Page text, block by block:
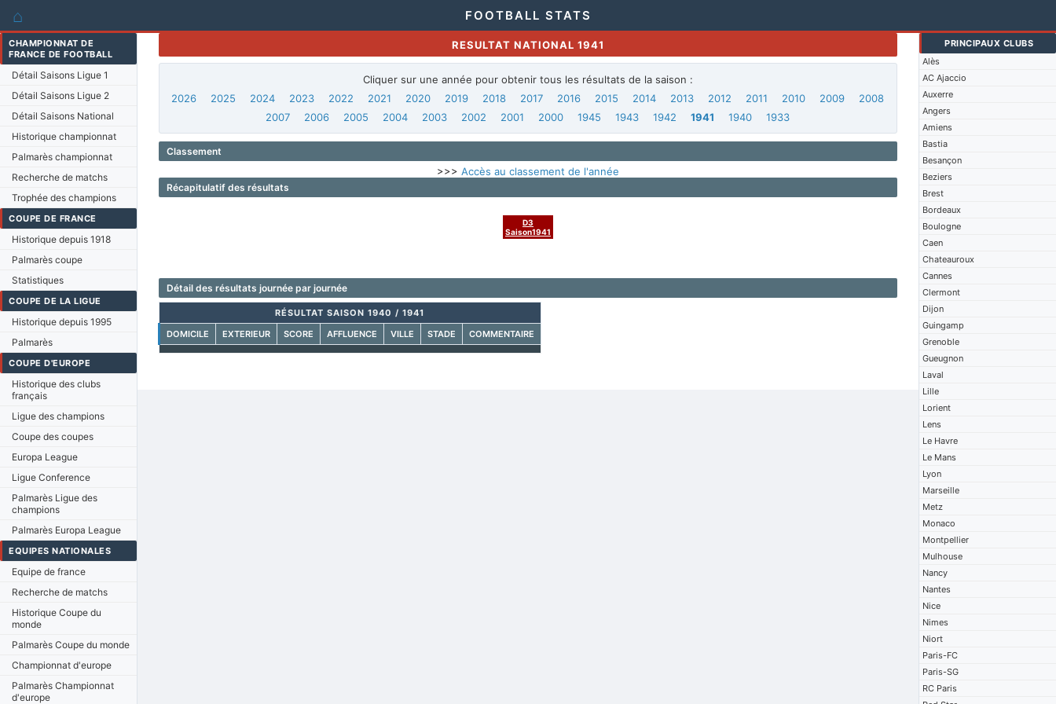
⌂ FOOTBALL STATS
CHAMPIONNAT DE
FRANCE DE FOOTBALL
Détail Saisons Ligue 1
Détail Saisons Ligue 2
Détail Saisons National
Historique championnat
Palmarès championnat
Recherche de matchs
Trophée des champions
COUPE DE FRANCE
Historique depuis 1918
Palmarès coupe
Statistiques
COUPE DE LA LIGUE
Historique depuis 1995
Palmarès
COUPE D'EUROPE
Historique des clubs
français
Ligue des champions
Coupe des coupes
Europa League
Ligue Conference
Palmarès Ligue des
champions
Palmarès Europa League
EQUIPES NATIONALES
Equipe de france
Recherche de matchs
Historique Coupe du
monde
Palmarès Coupe du monde
Championnat d'europe
Palmarès Championnat
d'europe
PRINCIPAUX CLUBS
Alès
AC Ajaccio
Auxerre
Angers
Amiens
Bastia
Besançon
Beziers
Brest
Bordeaux
Boulogne
Caen
Chateauroux
Cannes
Clermont
Dijon
Guingamp
Grenoble
Gueugnon
Laval
Lille
Lorient
Lens
Le Havre
Le Mans
Lyon
Marseille
Metz
Monaco
Montpellier
Mulhouse
Nancy
Nantes
Nice
Nimes
Niort
Paris-FC
Paris-SG
RC Paris
RESULTAT NATIONAL 1941
Cliquer sur une année pour obtenir tous les résultats de la saison :
2026
2025 2024 2023 2022 2021 2020 2019 2018 2017 2016 2015 2014 2013 2012 2011 2010 2009
2008
2007
2006 2005 2004 2003 2002 2001 2000 1945 1943 1942 1941 1940 1933
Classement
>>> Accès au classement de l'année
Récapitulatif des résultats
D3
Saison1941
Détail des résultats journée par journée
RÉSULTAT SAISON 1940 / 1941
DOMICILE
EXTERIEUR SCORE AFFLUENCE VILLE STADE COMMENTAIRE